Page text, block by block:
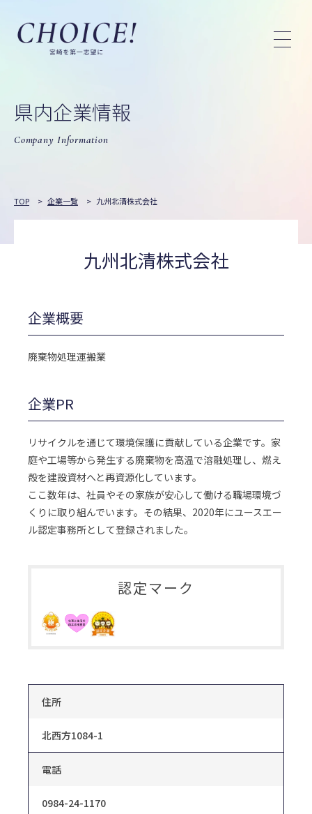
県内企業情報
Company Information
TOP > 企業一覧 > 九州北清株式会社
九州北清株式会社
企業概要
廃棄物処理運搬業
企業PR
リサイクルを通じて環境保護に貢献している企業です。家
庭や工場等から発生する廃棄物を高温で溶融処理し、燃え
殻を建設資材へと再資源化しています。
ここ数年は、社員やその家族が安心して働ける職場環境づ
くりに取り組んでいます。その結果、2020年にユースエー
ル認定事務所として登録されました。
認定マーク
住所
北西方1084-1
電話
0984-24-1170